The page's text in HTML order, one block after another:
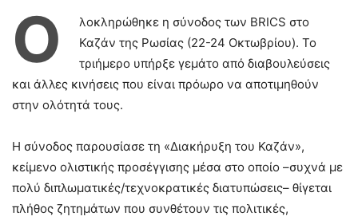
Ο
λοκληρώθηκε η σύνοδος των BRICS στο
Καζάν της Ρωσίας (22-24 Οκτωβρίου). Το
τριήμερο υπήρξε γεμάτο από διαβουλεύσεις
και άλλες κινήσεις που είναι πρόωρο να αποτιμηθούν
στην ολότητά τους.
Η σύνοδος παρουσίασε τη «Διακήρυξη του Καζάν»,
κείμενο ολιστικής προσέγγισης μέσα στο οποίο –συχνά με
πολύ διπλωματικές/τεχνοκρατικές διατυπώσεις– θίγεται
πλήθος ζητημάτων που συνθέτουν τις πολιτικές,